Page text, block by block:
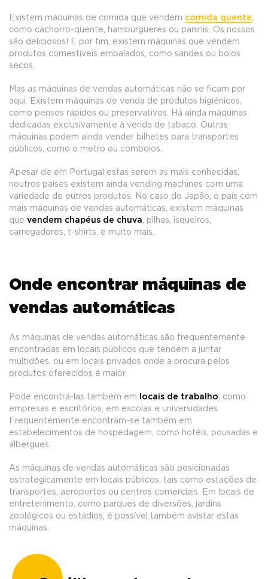
Existem máquinas de comida que vendem comida quente,
como cachorro-quente, hambúrgueres ou paninis. Os nossos
são deliciosos! E por fim, existem máquinas que vendem
produtos comestíveis embalados, como sandes ou bolos
secos.
Mas as máquinas de vendas automáticas não se ficam por
aqui. Existem máquinas de venda de produtos higiénicos,
como pensos rápidos ou preservativos. Há ainda máquinas
dedicadas exclusivamente à venda de tabaco. Outras
máquinas podem ainda vender bilhetes para transportes
públicos, como o metro ou comboios.
Apesar de em Portugal estas serem as mais conhecidas,
noutros países existem ainda vending machines com uma
variedade de outros produtos. No caso do Japão, o país com
mais máquinas de vendas automáticas, existem máquinas
que vendem chapéus de chuva, pilhas, isqueiros,
carregadores, t-shirts, e muito mais.
Onde encontrar máquinas de
vendas automáticas
As máquinas de vendas automáticas são frequentemente
encontradas em locais públicos que tendem a juntar
multidões, ou em locais privados onde a procura pelos
produtos oferecidos é maior.
Pode encontrá-las também em locais de trabalho, como
empresas e escritórios, em escolas e universidades.
Frequentemente encontram-se também em
estabelecimentos de hospedagem, como hotéis, pousadas e
albergues.
As máquinas de vendas automáticas são posicionadas
estrategicamente em locais públicos, tais como estações de
transportes, aeroportos ou centros comerciais. Em locais de
entretenimento, como parques de diversões, jardins
zoológicos ou estádios, é possível também avistar estas
máquinas.